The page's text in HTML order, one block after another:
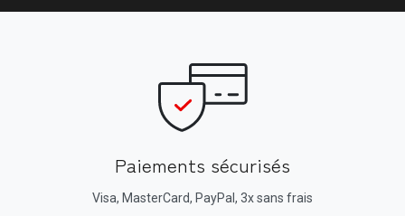
Paiements sécurisés
Visa, MasterCard, PayPal, 3x sans frais